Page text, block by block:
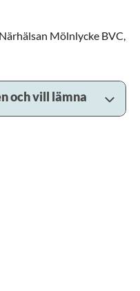
Närhälsan Mölnlycke BVC,
och vill lämna